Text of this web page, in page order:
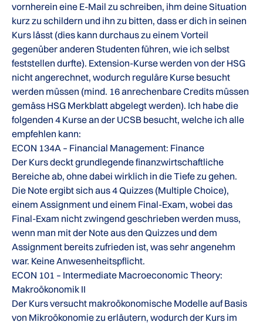
vornherein eine E-Mail zu schreiben, ihm deine Situation
kurz zu schildern und ihn zu bitten, dass er dich in seinen
Kurs lässt (dies kann durchaus zu einem Vorteil
gegenüber anderen Studenten führen, wie ich selbst
feststellen durfte). Extension-Kurse werden von der HSG
nicht angerechnet, wodurch reguläre Kurse besucht
werden müssen (mind. 16 anrechenbare Credits müssen
gemäss HSG Merkblatt abgelegt werden). Ich habe die
folgenden 4 Kurse an der UCSB besucht, welche ich alle
empfehlen kann:
ECON 134A – Financial Management: Finance
Der Kurs deckt grundlegende finanzwirtschaftliche
Bereiche ab, ohne dabei wirklich in die Tiefe zu gehen.
Die Note ergibt sich aus 4 Quizzes (Multiple Choice),
einem Assignment und einem Final-Exam, wobei das
Final-Exam nicht zwingend geschrieben werden muss,
wenn man mit der Note aus den Quizzes und dem
Assignment bereits zufrieden ist, was sehr angenehm
war. Keine Anwesenheitspflicht.
ECON 101 – Intermediate Macroeconomic Theory:
Makroökonomik II
Der Kurs versucht makroökonomische Modelle auf Basis
von Mikroökonomie zu erläutern, wodurch der Kurs im